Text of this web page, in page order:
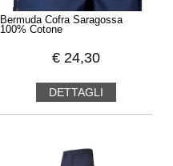
Bermuda Cofra Saragossa
100% Cotone
€ 24,30
DETTAGLI